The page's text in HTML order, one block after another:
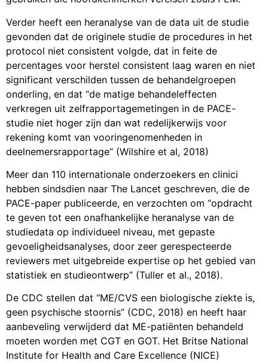
Verder heeft een heranalyse van de data uit de studie
gevonden dat de originele studie de procedures in het
protocol niet consistent volgde, dat in feite de
percentages voor herstel consistent laag waren en niet
significant verschilden tussen de behandelgroepen
onderling, en dat “de matige behandeleffecten
verkregen uit zelfrapportagemetingen in de PACE-
studie niet hoger zijn dan wat redelijkerwijs voor
rekening komt van vooringenomenheden in
deelnemersrapportage” (Wilshire et al, 2018)
Meer dan 110 internationale onderzoekers en clinici
hebben sindsdien naar The Lancet geschreven, die de
PACE-paper publiceerde, en verzochten om “opdracht
te geven tot een onafhankelijke heranalyse van de
studiedata op individueel niveau, met gepaste
gevoeligheidsanalyses, door zeer gerespecteerde
reviewers met uitgebreide expertise op het gebied van
statistiek en studieontwerp” (Tuller et al., 2018).
De CDC stellen dat “ME/CVS een biologische ziekte is,
geen psychische stoornis” (CDC, 2018) en heeft haar
aanbeveling verwijderd dat ME-patiënten behandeld
moeten worden met CGT en GOT. Het Britse National
Institute for Health and Care Excellence (NICE)